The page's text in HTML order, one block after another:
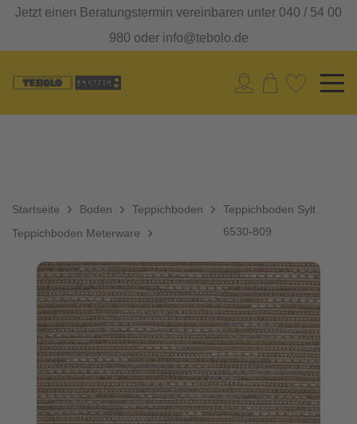
Jetzt einen Beratungstermin vereinbaren unter 040 / 54 00
980 oder info@tebolo.de
Startseite Boden
Teppichboden
Teppichboden Meterware
Teppichboden Sylt
6530-809